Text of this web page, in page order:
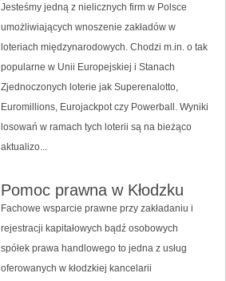
Jesteśmy jedną z nielicznych firm w Polsce
umożliwiających wnoszenie zakładów w
loteriach międzynarodowych. Chodzi m.in. o tak
popularne w Unii Europejskiej i Stanach
Zjednoczonych loterie jak Superenalotto,
Euromillions, Eurojackpot czy Powerball. Wyniki
losowań w ramach tych loterii są na bieżąco
aktualizo...
Pomoc prawna w Kłodzku
Fachowe wsparcie prawne przy zakładaniu i
rejestracji kapitałowych bądź osobowych
spółek prawa handlowego to jedna z usług
oferowanych w kłodzkiej kancelarii